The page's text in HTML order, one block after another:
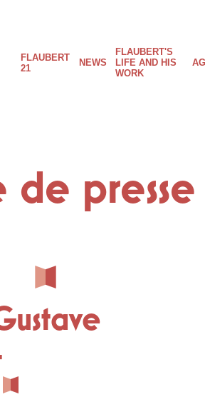
Main
FLAUBERT
21
NEWS
FLAUBERT'S
LIFE AND HIS
WORK
de presse